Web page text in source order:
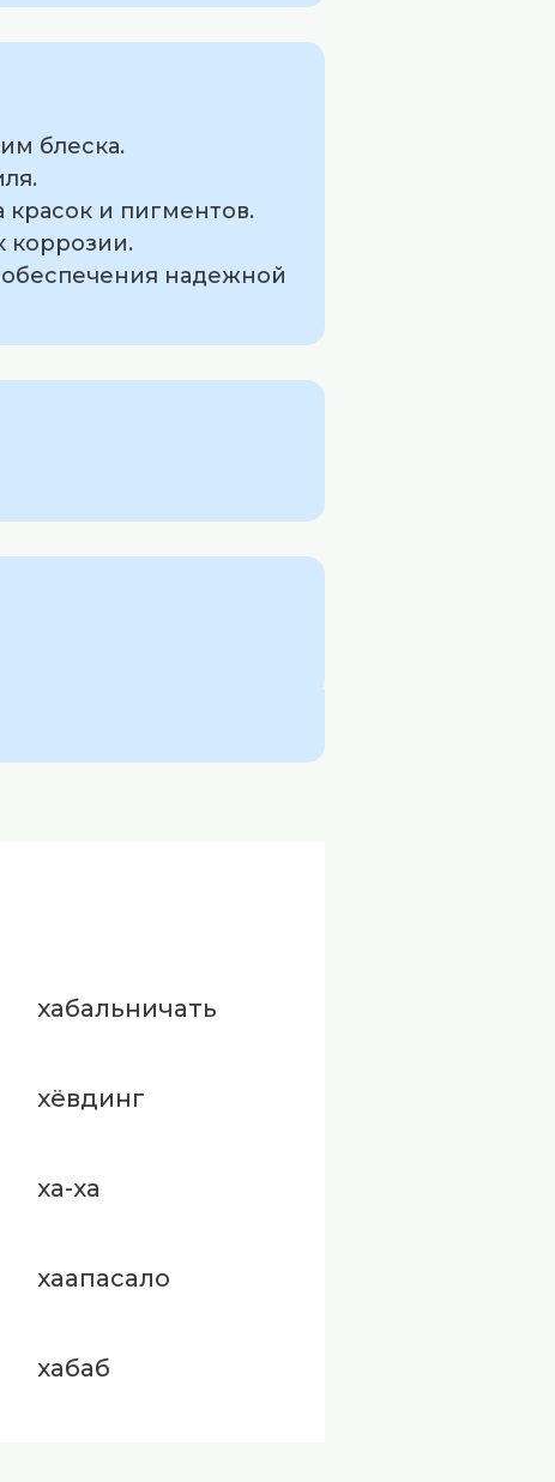
блеска.
и пигментов.
коррозии.
надежной
хабальничать
хёвдинг
ха-ха
хаапасало
хабаб